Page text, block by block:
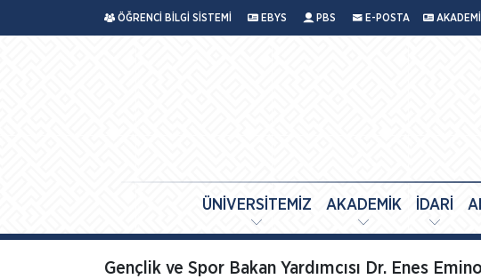
ÖĞRENCİ BİLGİ SİSTEMİ EBYS PBS E-POSTA
ÜNİVERSİTEMİZ AKADEMİK İDARİ
Gençlik ve Spor Bakan Yardımcısı Dr. Enes